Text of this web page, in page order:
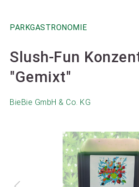
PARKGASTRONOMIE
Slush-Fun
"Gemixt"
BieBie GmbH & Co. KG